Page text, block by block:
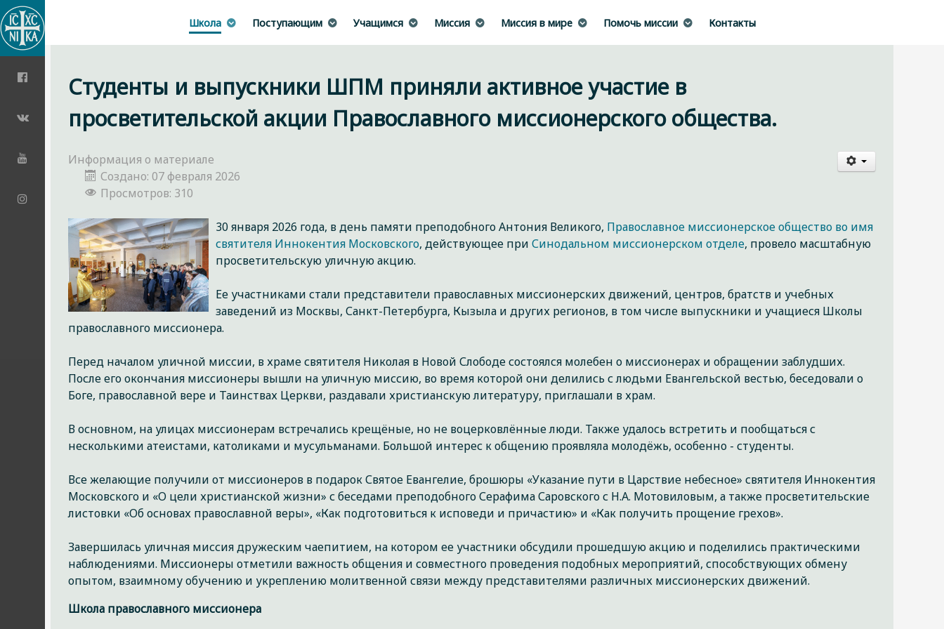
Школа Поступающим Учащимся Миссия Миссия в мире Помочь миссии Контакты
Студенты и выпускники ШПМ приняли активное участие в
просветительской акции Православного миссионерского общества.
Информация о материале
Создано: 07 февраля 2026
Просмотров: 310
30 января 2026 года, в день памяти преподобного Антония Великого, Православное миссионерское общество во имя
святителя Иннокентия Московского, действующее при Синодальном миссионерском отделе, провело масштабную
просветительскую уличную акцию.
Ее участниками стали представители православных миссионерских движений, центров, братств и учебных
заведений из Москвы, Санкт-Петербурга, Кызыла и других регионов, в том числе выпускники и учащиеся Школы
православного миссионера.
Перед началом уличной миссии, в храме святителя Николая в Новой Слободе состоялся молебен о миссионерах и обращении заблудших.
После его окончания миссионеры вышли на уличную миссию, во время которой они делились с людьми Евангельской вестью, беседовали о
Боге, православной вере и Таинствах Церкви, раздавали христианскую литературу, приглашали в храм.
В основном, на улицах миссионерам встречались крещёные, но не воцерковлённые люди. Также удалось встретить и пообщаться с
несколькими атеистами, католиками и мусульманами. Большой интерес к общению проявляла молодёжь, особенно - студенты.
Все желающие получили от миссионеров в подарок Святое Евангелие, брошюры «Указание пути в Царствие небесное» святителя Иннокентия
Московского и «О цели христианской жизни» с беседами преподобного Серафима Саровского с Н.А. Мотовиловым, а также просветительские
листовки «Об основах православной веры», «Как подготовиться к исповеди и причастию» и «Как получить прощение грехов».
Завершилась уличная миссия дружеским чаепитием, на котором ее участники обсудили прошедшую акцию и поделились практическими
наблюдениями. Миссионеры отметили важность общения и совместного проведения подобных мероприятий, способствующих обмену
опытом, взаимному обучению и укреплению молитвенной связи между представителями различных миссионерских движений.
Школа православного миссионера